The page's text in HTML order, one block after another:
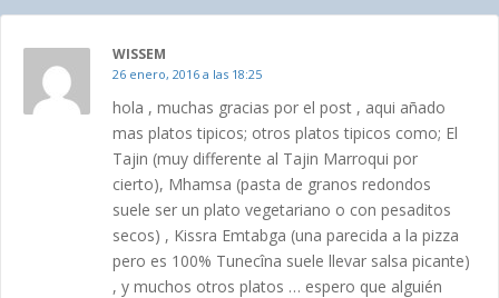
WISSEM
26 enero, 2016 a las 18:25
hola , muchas gracias por el post , aqui añado
mas platos tipicos; otros platos tipicos como; El
Tajin (muy differente al Tajin Marroqui por
cierto), Mhamsa (pasta de granos redondos
suele ser un plato vegetariano o con pesaditos
secos) , Kissra Emtabga (una parecida a la pizza
pero es 100% Tunecîna suele llevar salsa picante)
, y muchos otros platos … espero que alguién